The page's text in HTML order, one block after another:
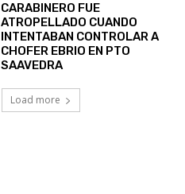
CARABINERO FUE
ATROPELLADO CUANDO
INTENTABAN CONTROLAR A
CHOFER EBRIO EN PTO
SAAVEDRA
Load more